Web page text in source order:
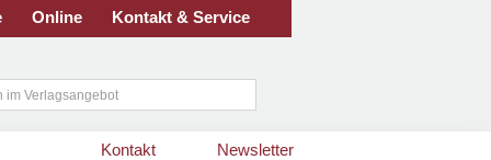
Online Kontakt & Service
Newsletter
Kontakt